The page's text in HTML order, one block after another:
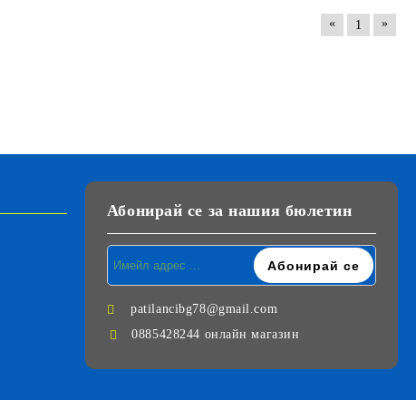
« 1 »
Абонирай се за нашия бюлетин
patilancibg78@gmail.com
0885428244 онлайн магазин